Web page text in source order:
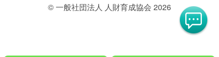
© 一般社団法人 人財育成協会 2026